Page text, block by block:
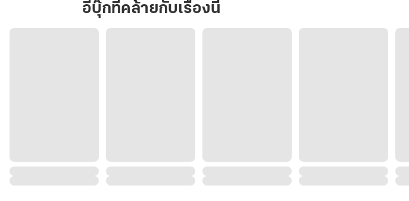
สวรรค์
พลิก
อีบุ๊กที่คล้ายกับเรื่องนี้